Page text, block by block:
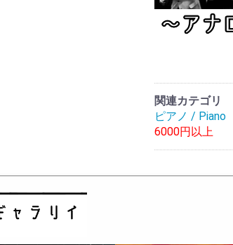
関連カテゴリ
ピアノ / Piano
6000円以上